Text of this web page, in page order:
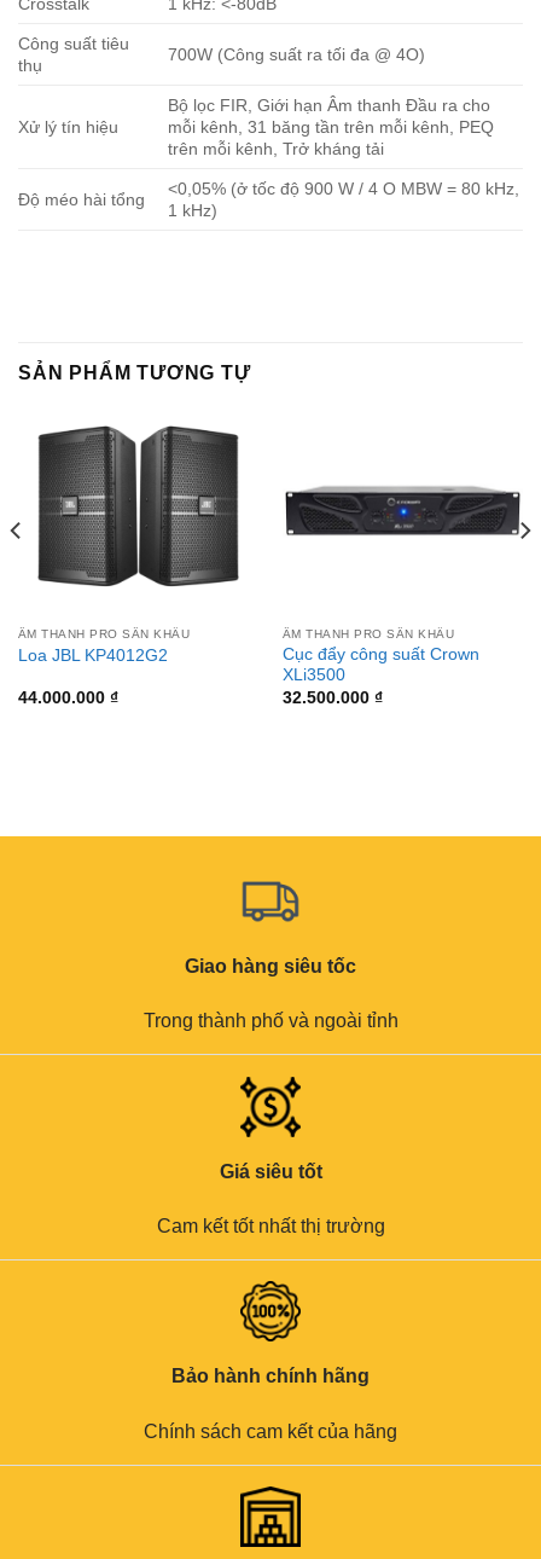
Công suất tiêu
thụ
700W (Công suất ra tối đa @ 4O)
Xử lý tín hiệu
Bộ lọc FIR, Giới hạn Âm thanh Đầu ra cho
mỗi kênh, 31 băng tần trên mỗi kênh, PEQ
trên mỗi kênh, Trở kháng tải
Độ méo hài tổng
<0,05% (ở tốc độ 900 W / 4 O MBW = 80 kHz,
1 kHz)
SẢN PHẨM TƯƠNG TỰ
ÂM THANH PRO SÂN KHẤU
Loa JBL KP4012G2
44.000.000 ₫
ÂM THANH PRO SÂN KHẤU
Cục đẩy công suất Crown
XLi3500
32.500.000 ₫
Giao hàng siêu tốc
Trong thành phố và ngoài tỉnh
Giá siêu tốt
Cam kết tốt nhất thị trường
Bảo hành chính hãng
Chính sách cam kết của hãng